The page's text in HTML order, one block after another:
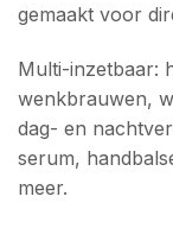
gemaakt voor
Multi-inzetbaar:
wenkbrauwen,
dag- en
serum,
meer.